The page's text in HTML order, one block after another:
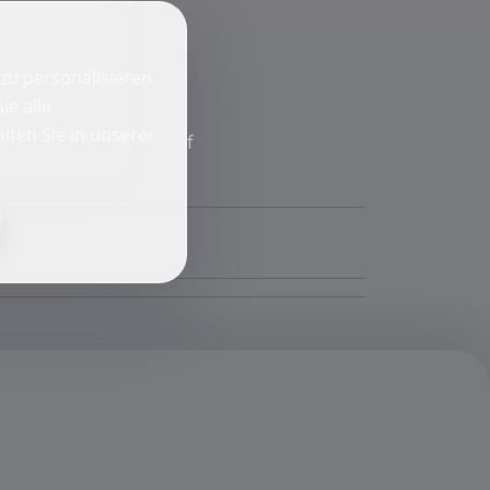
alle
Sie in unserer
f